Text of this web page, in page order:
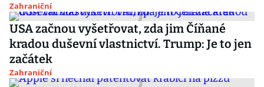
Zahraniční
USA začnou vyšetřovat, zda jim Číňané
kradou duševní vlastnictví. Trump: Je to jen
začátek
Zahraniční